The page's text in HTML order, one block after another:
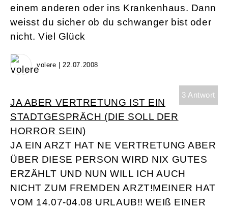
einem anderen oder ins Krankenhaus. Dann
weisst du sicher ob du schwanger bist oder
nicht. Viel Glück
volere | 22.07.2008
3 Antwort
JA ABER VERTRETUNG IST EIN
STADTGESPRÄCH (DIE SOLL DER
HORROR SEIN)
JA EIN ARZT HAT NE VERTRETUNG ABER
ÜBER DIESE PERSON WIRD NIX GUTES
ERZÄHLT UND NUN WILL ICH AUCH
NICHT ZUM FREMDEN ARZT!MEINER HAT
VOM 14.07-04.08 URLAUB!! WEIß EINER